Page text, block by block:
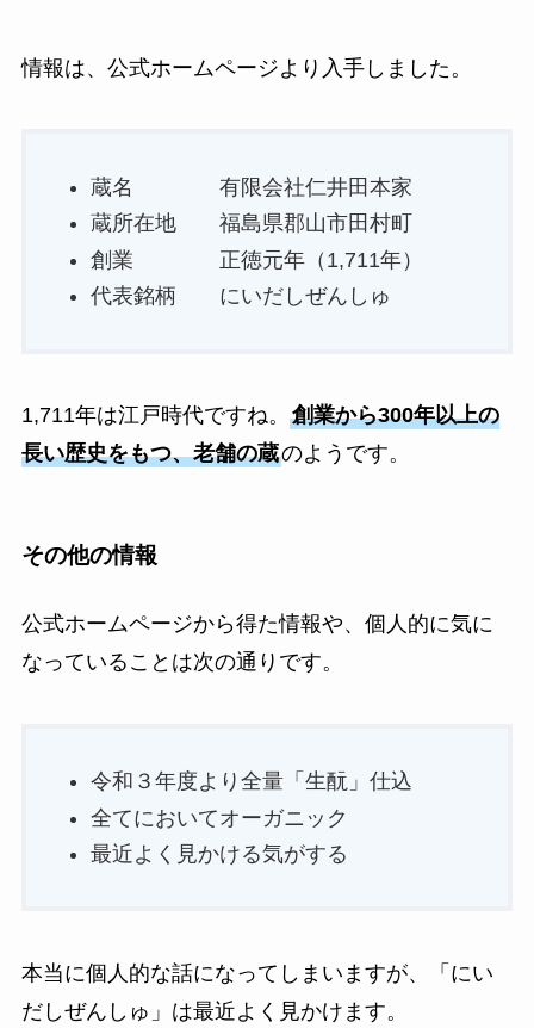
情報は、公式ホームページより入手しました。
蔵名 有限会社仁井田本家
蔵所在地 福島県郡山市田村町
創業 正徳元年（1,711年）
代表銘柄 にいだしぜんしゅ
1,711年は江戸時代ですね。 創業から300年以上の
長い歴史をもつ、老舗の蔵のようです。
その他の情報
公式ホームページから得た情報や、個人的に気に
なっていることは次の通りです。
令和３年度より全量「生酛」仕込
全てにおいてオーガニック
最近よく見かける気がする
本当に個人的な話になってしまいますが、「にい
だしぜんしゅ」は最近よく見かけます。